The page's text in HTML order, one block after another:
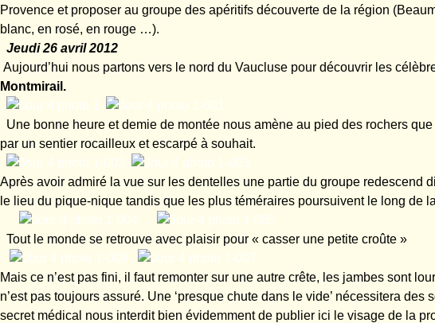
Provence et proposer au groupe des apéritifs découverte de la région
blanc, en rosé, en rouge …).
Jeudi 26 avril 2012
Aujourd’hui nous partons vers le nord du Vaucluse pour découvrir les
Montmirail.
Une bonne heure et demie de montée nous amène au pied des rochers
par un sentier rocailleux et escarpé à souhait.
Après avoir admiré la vue sur les dentelles une partie du groupe redescend
le lieu du pique-nique tandis que les plus téméraires poursuivent le long de
Tout le monde se retrouve avec plaisir pour « casser une petite croûte »
Mais ce n’est pas fini, il faut remonter sur une autre crête, les jambes sont
n’est pas toujours assuré. Une ‘presque chute dans le vide’ nécessitera des
secret médical nous interdit bien évidemment de publier ici le visage de la